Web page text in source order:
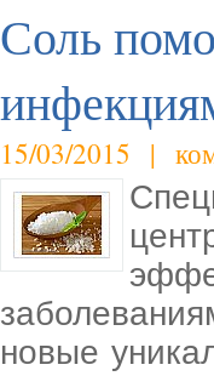
Соль
15/03/2015 |
новые